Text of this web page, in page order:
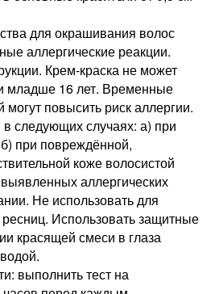
для окрашивания волос
аллергические реакции.
Крем-краска не может
младше 16 лет. Временные
могут повысить риск аллергии.
следующих случаях: а) при
при повреждённой,
коже волосистой
аллергических
Не использовать для
Использовать защитные
красящей смеси в глаза
выполнить тест на